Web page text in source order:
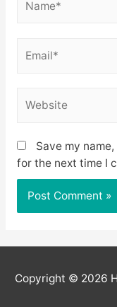
Save my
for the next time I
Copyright © 2026